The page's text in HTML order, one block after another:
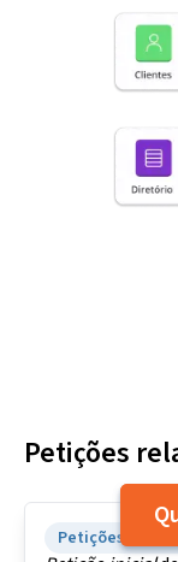
Petições
Petições Iniciais